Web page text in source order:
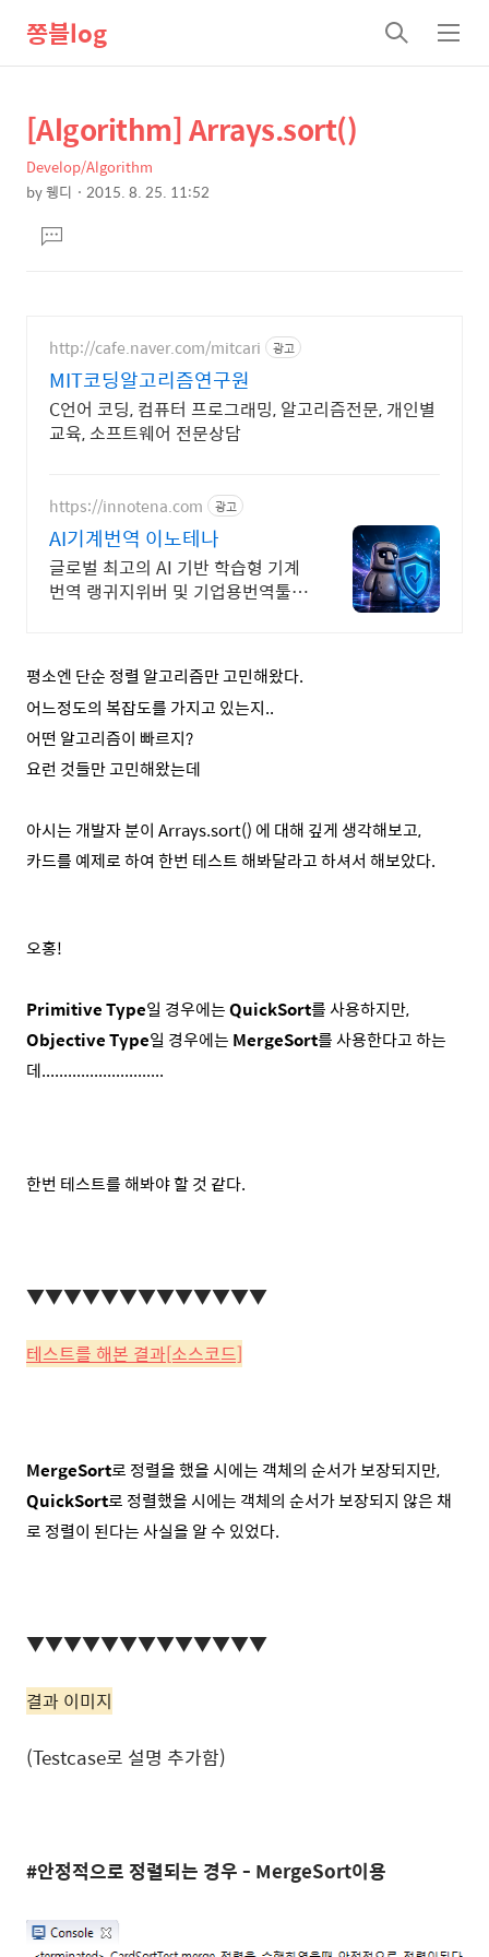
쫑블log
검
색
메
뉴
상
세
컨
텐
츠
본
문
제
목
[Algorithm] Arrays.sort()
Develop/Algorithm
by웽디 2015. 8. 25. 11:52
문댓
글
http://cafe.naver.com/mitcari 광고
MIT코딩알고리즘연구원
C언어 코딩, 컴퓨터 프로그래밍, 알고리즘전문, 개인별
교육, 소프트웨어 전문상담
https://innotena.com 광고
AI기계번역 이노테나
글로벌 최고의 AI 기반 학습형 기계
번역 랭귀지위버 및 기업용번역툴
평소엔 단순 정렬 알고리즘만 고민해왔다.
어느정도의 복잡도를 가지고 있는지..
어떤 알고리즘이 빠르지?
요런 것들만 고민해왔는데
아시는 개발자 분이 Arrays.sort() 에 대해 깊게 생각해보고,
카드를 예제로 하여 한번 테스트 해봐달라고 하셔서 해보았다.
오홍!
Primitive Type일 경우에는QuickSort를 사용하지만,
Objective Type일 경우에는 MergeSort를 사용한다고 하는
데............................
한번 테스트를 해봐야 할 것 같다.
▼▼▼▼▼▼▼▼▼▼▼▼▼
테스트를 해본 결과[소스코드]
MergeSort로 정렬을 했을 시에는 객체의 순서가 보장되지만,
QuickSort로 정렬했을 시에는 객체의 순서가 보장되지 않은 채
로 정렬이 된다는 사실을 알 수 있었다.
▼▼▼▼▼▼▼▼▼▼▼▼▼
결과 이미지
(Testcase로 설명 추가함)
#안정적으로 정렬되는 경우 - MergeSort이용